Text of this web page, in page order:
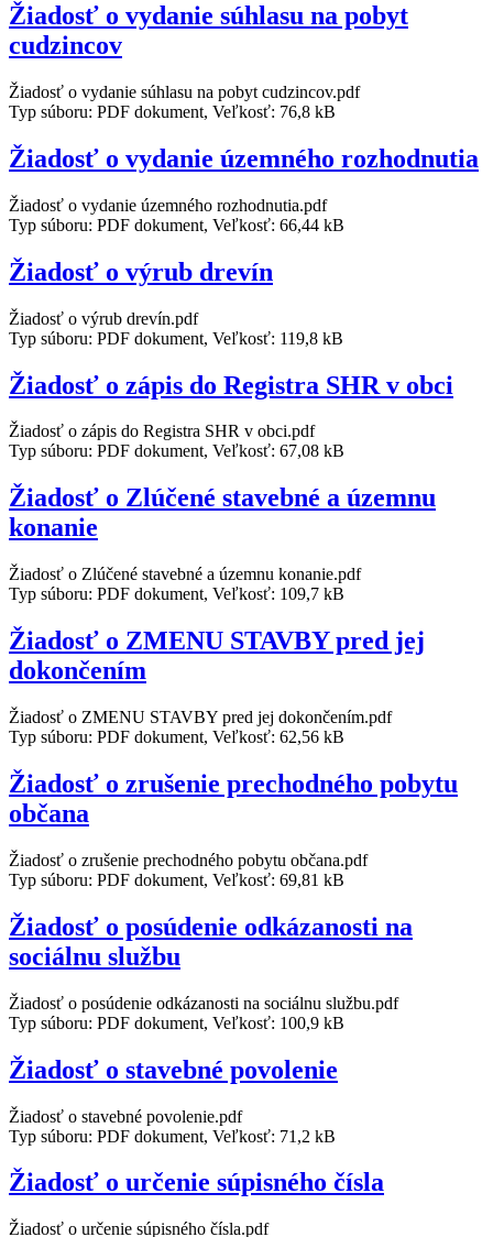
Žiadosť o vydanie súhlasu na pobyt
cudzincov
Žiadosť o vydanie súhlasu na pobyt cudzincov.pdf
Typ súboru: PDF dokument, Veľkosť: 76,8 kB
Žiadosť o vydanie územného rozhodnutia
Žiadosť o vydanie územného rozhodnutia.pdf
Typ súboru: PDF dokument, Veľkosť: 66,44 kB
Žiadosť o výrub drevín
Žiadosť o výrub drevín.pdf
Typ súboru: PDF dokument, Veľkosť: 119,8 kB
Žiadosť o zápis do Registra SHR v obci
Žiadosť o zápis do Registra SHR v obci.pdf
Typ súboru: PDF dokument, Veľkosť: 67,08 kB
Žiadosť o Zlúčené stavebné a územnu
konanie
Žiadosť o Zlúčené stavebné a územnu konanie.pdf
Typ súboru: PDF dokument, Veľkosť: 109,7 kB
Žiadosť o ZMENU STAVBY pred jej
dokončením
Žiadosť o ZMENU STAVBY pred jej dokončením.pdf
Typ súboru: PDF dokument, Veľkosť: 62,56 kB
Žiadosť o zrušenie prechodného pobytu
občana
Žiadosť o zrušenie prechodného pobytu občana.pdf
Typ súboru: PDF dokument, Veľkosť: 69,81 kB
Žiadosť o posúdenie odkázanosti na
sociálnu službu
Žiadosť o posúdenie odkázanosti na sociálnu službu.pdf
Typ súboru: PDF dokument, Veľkosť: 100,9 kB
Žiadosť o stavebné povolenie
Žiadosť o stavebné povolenie.pdf
Typ súboru: PDF dokument, Veľkosť: 71,2 kB
Žiadosť o určenie súpisného čísla
Žiadosť o určenie súpisného čísla.pdf